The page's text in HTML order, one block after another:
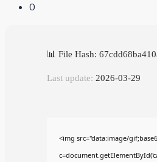
0
📊 File Hash:
Last update: 2026-03-29
<img src="data:image/